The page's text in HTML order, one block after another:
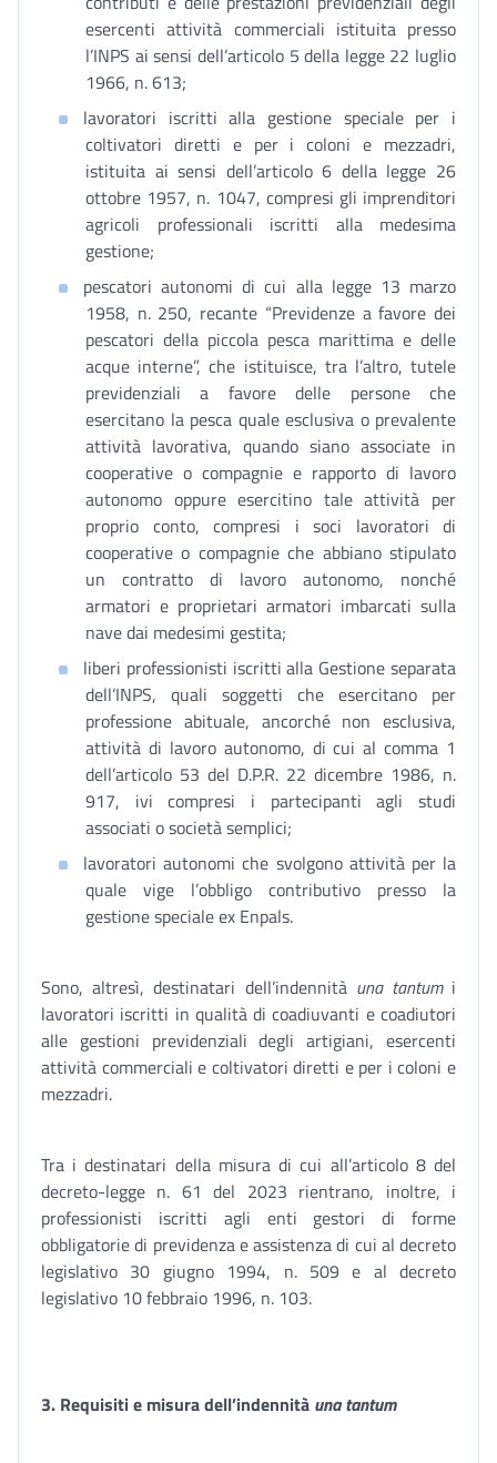
esercenti attività commerciali istituita presso
l’INPS ai sensi dell’articolo 5 della legge 22 luglio
1966, n. 613;
lavoratori iscritti alla gestione speciale per i
coltivatori diretti e per i coloni e mezzadri,
istituita ai sensi dell’articolo 6 della legge 26
ottobre 1957, n. 1047, compresi gli imprenditori
agricoli professionali iscritti alla medesima
gestione;
pescatori autonomi di cui alla legge 13 marzo
1958, n. 250, recante “Previdenze a favore dei
pescatori della piccola pesca marittima e delle
acque interne”, che istituisce, tra l’altro, tutele
previdenziali a favore delle persone che
esercitano la pesca quale esclusiva o prevalente
attività lavorativa, quando siano associate in
cooperative o compagnie e rapporto di lavoro
autonomo oppure esercitino tale attività per
proprio conto, compresi i soci lavoratori di
cooperative o compagnie che abbiano stipulato
un contratto di lavoro autonomo, nonché
armatori e proprietari armatori imbarcati sulla
nave dai medesimi gestita;
liberi professionisti iscritti alla Gestione separata
dell’INPS, quali soggetti che esercitano per
professione abituale, ancorché non esclusiva,
attività di lavoro autonomo, di cui al comma 1
dell’articolo 53 del D.P.R. 22 dicembre 1986, n.
917, ivi compresi i partecipanti agli studi
associati o società semplici;
lavoratori autonomi che svolgono attività per la
quale vige l’obbligo contributivo presso la
gestione speciale ex Enpals.
Sono, altresì, destinatari dell’indennità una tantumi
lavoratori iscritti in qualità di coadiuvanti e coadiutori
alle gestioni previdenziali degli artigiani, esercenti
attività commerciali e coltivatori diretti e per i coloni e
mezzadri.
Tra i destinatari della misura di cui all’articolo 8 del
decreto-legge n. 61 del 2023 rientrano, inoltre, i
professionisti iscritti agli enti gestori di forme
obbligatorie di previdenza e assistenza di cui al decreto
legislativo 30 giugno 1994, n. 509 e al decreto
legislativo 10 febbraio 1996, n. 103.
3. Requisiti e misura dell’indennità una tantum